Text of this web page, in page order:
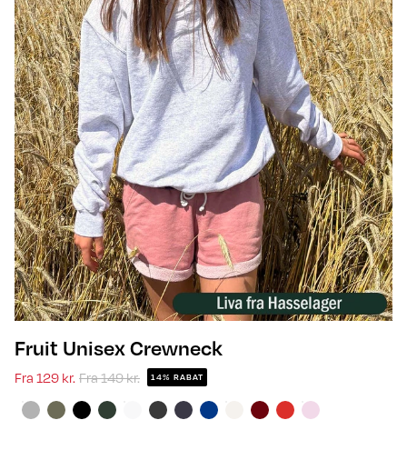
Fruit Unisex Crewneck
Fra 129 kr. Fra149 kr. 14% RABAT